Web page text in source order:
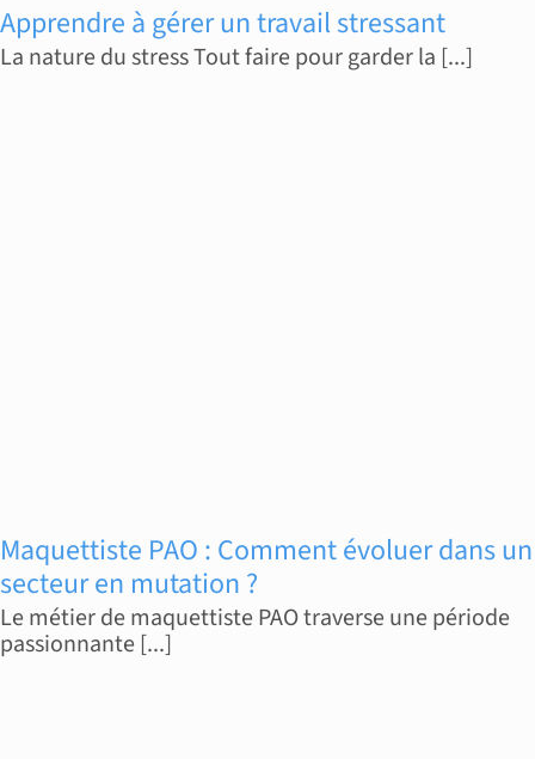
Apprendre à gérer un travail stressant
La nature du stress Tout faire pour garder la [...]
Maquettiste PAO : Comment évoluer dans un
secteur en mutation ?
Le métier de maquettiste PAO traverse une période
passionnante [...]